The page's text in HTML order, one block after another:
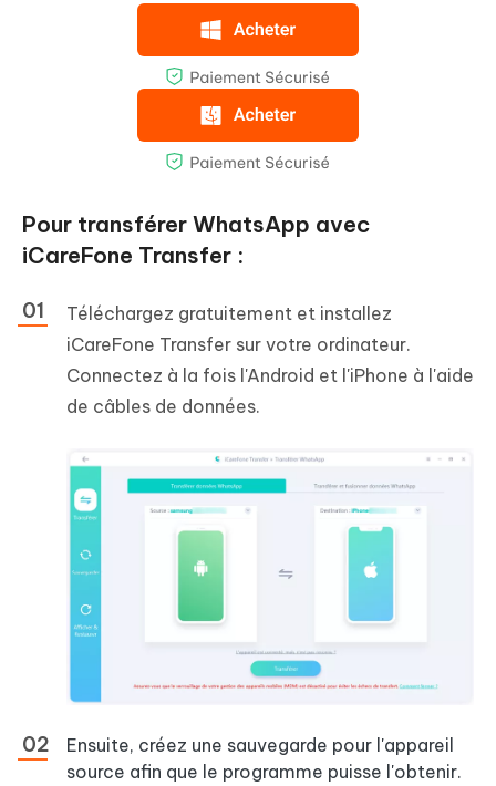
Pour transférer WhatsApp avec
iCareFone Transfer :
Téléchargez gratuitement et installez
iCareFone Transfer sur votre ordinateur.
Connectez à la fois l'Android et l'iPhone à l'aide
de câbles de données.
Ensuite, créez une sauvegarde pour l'appareil
source afin que le programme puisse l'obtenir.